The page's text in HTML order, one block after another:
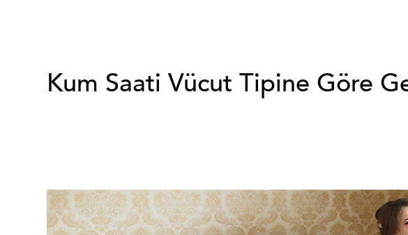
Kum Saati Vücut Tipine Göre